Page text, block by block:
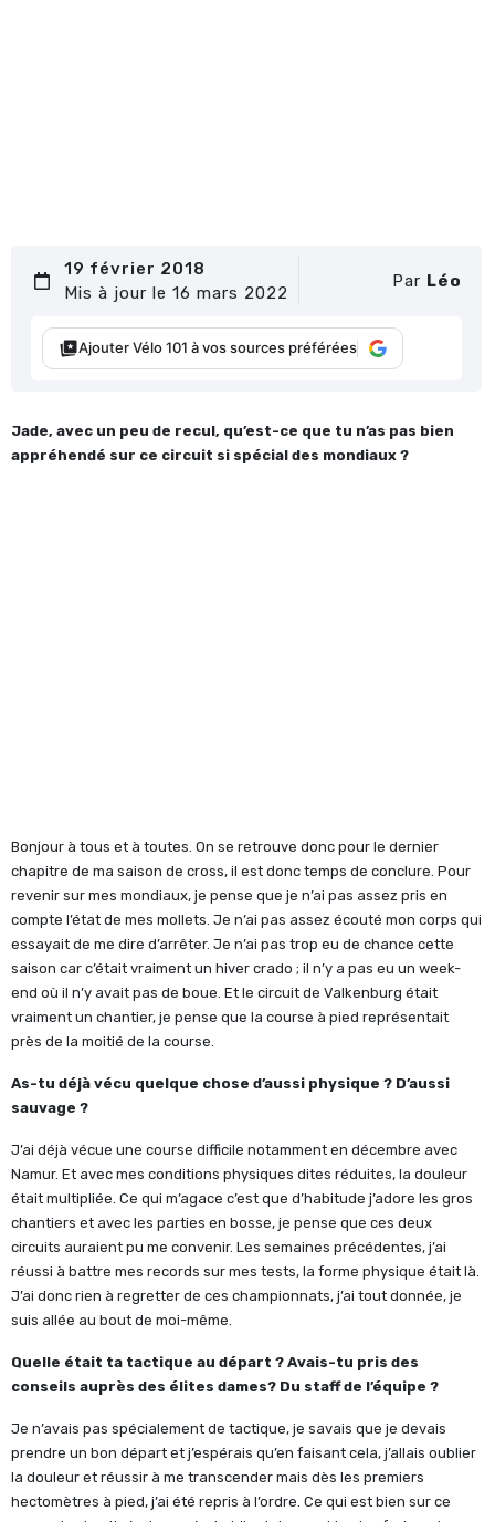
19 février 2018
Mis à jour le 16 mars 2022
Par Léo
Ajouter Vélo 101 à vos sources préférées
Jade, avec un peu de recul, qu’est-ce que tu n’as pas bien
appréhendé sur ce circuit si spécial des mondiaux ?
Bonjour à tous et à toutes. On se retrouve donc pour le dernier
chapitre de ma saison de cross, il est donc temps de conclure. Pour
revenir sur mes mondiaux, je pense que je n’ai pas assez pris en
compte l’état de mes mollets. Je n’ai pas assez écouté mon corps qui
essayait de me dire d’arrêter. Je n’ai pas trop eu de chance cette
saison car c’était vraiment un hiver crado ; il n’y a pas eu un week-
end où il n’y avait pas de boue. Et le circuit de Valkenburg était
vraiment un chantier, je pense que la course à pied représentait
près de la moitié de la course.
As-tu déjà vécu quelque chose d’aussi physique ? D’aussi
sauvage ?
J’ai déjà vécue une course difficile notamment en décembre avec
Namur. Et avec mes conditions physiques dites réduites, la douleur
était multipliée. Ce qui m’agace c’est que d’habitude j’adore les gros
chantiers et avec les parties en bosse, je pense que ces deux
circuits auraient pu me convenir. Les semaines précédentes, j’ai
réussi à battre mes records sur mes tests, la forme physique était là.
J’ai donc rien à regretter de ces championnats, j’ai tout donnée, je
suis allée au bout de moi-même.
Quelle était ta tactique au départ ? Avais-tu pris des
conseils auprès des élites dames? Du staff de l’équipe ?
Je n’avais pas spécialement de tactique, je savais que je devais
prendre un bon départ et j’espérais qu’en faisant cela, j’allais oublier
la douleur et réussir à me transcender mais dès les premiers
hectomètres à pied, j’ai été repris à l’ordre. Ce qui est bien sur ce